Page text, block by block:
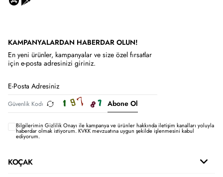
KAMPANYALARDAN HABERDAR OLUN!
En yeni ürünler, kampanyalar ve size özel fırsatlar
için e-posta adresinizi giriniz.
Abone Ol
Bilgilerimin Gizlilik Onayı ile kampanya ve ürünler hakkında iletişim kanalları yoluyla
haberdar olmak istiyorum.KVKK mevzuatına uygun şekilde işlenmesini kabul
ediyorum.
KOÇAK